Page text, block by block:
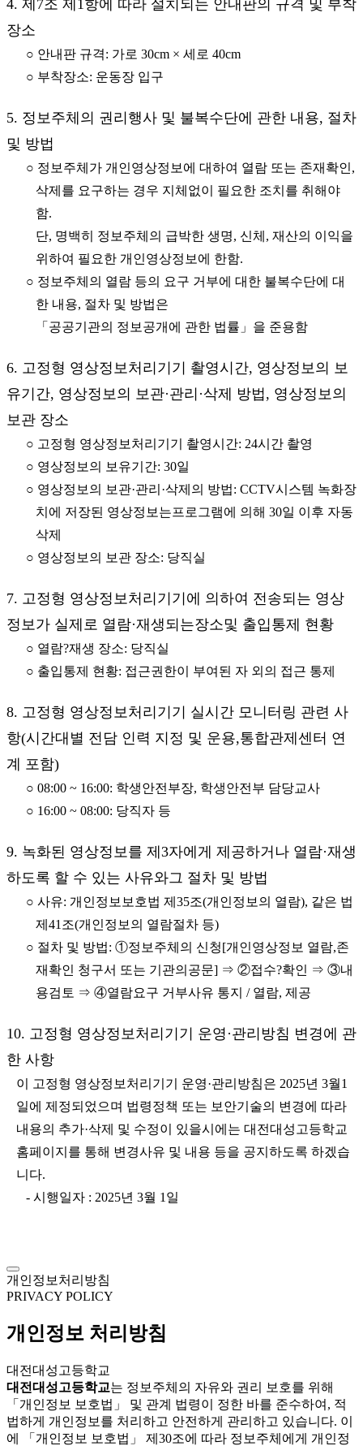
4. 제7조 제1항에 따라 설치되는 안내판의 규격 및 부착
장소
○ 안내판 규격: 가로 30cm × 세로 40cm
○ 부착장소: 운동장 입구
5. 정보주체의 권리행사 및 불복수단에 관한 내용, 절차
및 방법
○ 정보주체가 개인영상정보에 대하여 열람 또는 존재확인,
삭제를 요구하는 경우 지체없이 필요한 조치를 취해야
함.
단, 명백히 정보주체의 급박한 생명, 신체, 재산의 이익을
위하여 필요한 개인영상정보에 한함.
○ 정보주체의 열람 등의 요구 거부에 대한 불복수단에 대
한 내용, 절차 및 방법은
「공공기관의 정보공개에 관한 법률」을 준용함
6. 고정형 영상정보처리기기 촬영시간, 영상정보의 보
유기간, 영상정보의 보관·관리·삭제 방법, 영상정보의
보관 장소
○ 고정형 영상정보처리기기 촬영시간: 24시간 촬영
○ 영상정보의 보유기간: 30일
○ 영상정보의 보관·관리·삭제의 방법: CCTV시스템 녹화장
치에 저장된 영상정보는프로그램에 의해 30일 이후 자동
삭제
○ 영상정보의 보관 장소: 당직실
7. 고정형 영상정보처리기기에 의하여 전송되는 영상
정보가 실제로 열람·재생되는장소및 출입통제 현황
○ 열람?재생 장소: 당직실
○ 출입통제 현황: 접근권한이 부여된 자 외의 접근 통제
8. 고정형 영상정보처리기기 실시간 모니터링 관련 사
항(시간대별 전담 인력 지정 및 운용,통합관제센터 연
계 포함)
○ 08:00 ~ 16:00: 학생안전부장, 학생안전부 담당교사
○ 16:00 ~ 08:00: 당직자 등
9. 녹화된 영상정보를 제3자에게 제공하거나 열람·재생
하도록 할 수 있는 사유와그 절차 및 방법
○ 사유: 개인정보보호법 제35조(개인정보의 열람), 같은 법
제41조(개인정보의 열람절차 등)
○ 절차 및 방법: ①정보주체의 신청[개인영상정보 열람,존
재확인 청구서 또는 기관의공문] ⇒ ②접수?확인 ⇒ ③내
용검토 ⇒ ④열람요구 거부사유 통지 / 열람, 제공
10. 고정형 영상정보처리기기 운영·관리방침 변경에 관
한 사항
이 고정형 영상정보처리기기 운영·관리방침은 2025년 3월1
일에 제정되었으며 법령정책 또는 보안기술의 변경에 따라
내용의 추가·삭제 및 수정이 있을시에는 대전대성고등학교
홈페이지를 통해 변경사유 및 내용 등을 공지하도록 하겠습
니다.
- 시행일자 : 2025년 3월 1일
개인정보처리방침
PRIVACY POLICY
개인정보 처리방침
대전대성고등학교
대전대성고등학교는 정보주체의 자유와 권리 보호를 위해
「개인정보 보호법」 및 관계 법령이 정한 바를 준수하여, 적
법하게 개인정보를 처리하고 안전하게 관리하고 있습니다. 이
에 「개인정보 보호법」 제30조에 따라 정보주체에게 개인정